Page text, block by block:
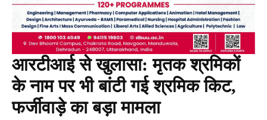
आरटीआई से खुलासा: मृतक श्रमिकों
के नाम पर भी बांटी गई श्रमिक किट,
फर्जीवाड़े का बड़ा मामला